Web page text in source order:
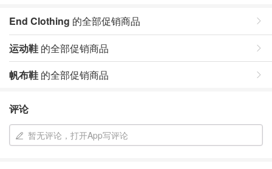
End Clothing 的全部促销商品
运动鞋 的全部促销商品
帆布鞋 的全部促销商品
评论
暂无评论，打开App写评论